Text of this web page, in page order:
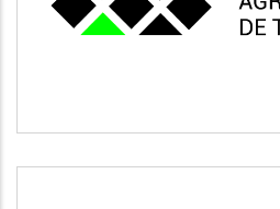
Vivienda y